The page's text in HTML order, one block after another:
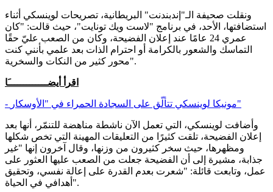
ونقلت صحيفة الـ"إندبندنت" البريطانية، تصريحات لوينسكي أثناء
استضافتها، الأحد، في برنامج "لاست ويك تونايت"، حيث قالت: "كان
عمري 24 عامًا عند إعلان الفضيحة، وكان من الصعب عليّ حقًا
التماسك والشعور بالكرامة أو احترام الذات بعد علمي بأنني كنت
محور كثير من النكات والسخرية".
اقرأ أيضـــــــــــــَا
- مونيكا لوينسكي تتألّق على السجادة الحمراء في "الأوسكار"
وأضافت لوينسكي، التي تعمل الآن ناشطة مناهضة للتنمّر، أنها بعد
إعلان الفضيحة، تلقت كثيرًا من التعليقات المهينة التي تخص شكلها
ومظهرها، حيث سخر كثيرون من وزنها، وقال آخرون إنها "غير
جذابة، مشيرة إلى أن الفضيحة جعلت من الصعب عليها العثور على
عمل، وتابعت قائلة: "شعرت بعدم القدرة على إعالة نفسي، وتحقيق
أهدافي في الحياة".